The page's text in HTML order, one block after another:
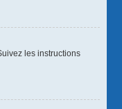
les instructions